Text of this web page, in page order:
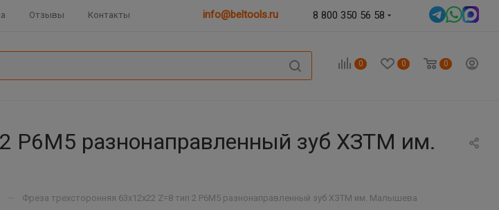
Отзывы Контакты info@beltools.ru 8 800 350 56 58
0 0 0
2 Р6М5 разнонаправленный зуб ХЗТМ им.
Фреза трехсторонняя 63х12х22 Z=8 тип 2 Р6М5 разнонаправленный зуб ХЗТМ им. Малышева